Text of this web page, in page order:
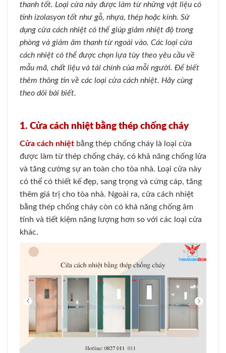
thanh tốt. Loại cửa này được làm từ những vật liệu có
tính izolasyon tốt như gỗ, nhựa, thép hoặc kính. Sử
dụng cửa cách nhiệt có thể giúp giảm nhiệt độ trong
phòng và giảm âm thanh từ ngoài vào. Các loại cửa
cách nhiệt có thể được chọn lựa tùy theo yêu cầu về
mẫu mã, chất liệu và tài chính của mỗi người. Để biết
thêm thông tin về các loại cửa cách nhiệt. Hãy cùng
theo dõi bài biết.
1. Cửa cách nhiệt bằng thép chống cháy
Cửa cách nhiệt bằng thép chống cháy là loại cửa
được làm từ thép chống cháy, có khả năng chống lửa
và tăng cường sự an toàn cho tòa nhà. Loại cửa này
có thể có thiết kế đẹp, sang trọng và cứng cáp, tăng
thêm giá trị cho tòa nhà. Ngoài ra, cửa cách nhiệt
bằng thép chống cháy còn có khả năng chống âm
tính và tiết kiệm năng lượng hơn so với các loại cửa
khác.